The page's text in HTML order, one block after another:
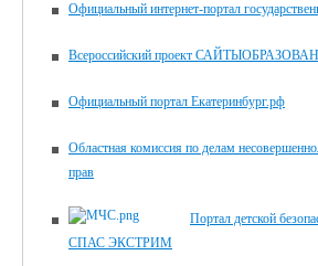
Официальный интернет-портал
Всероссийский проект
Официальный портал Екатеринбург.рф
Областная комиссия по делам
прав
Портал детской
СПАС ЭКСТРИМ